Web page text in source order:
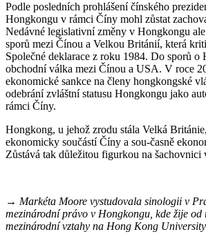
Podle posledních prohlášení čínského
Hongkongu v rámci Číny mohl zůstat
Nedávné legislativní změny v Hongkongu
sporů mezi Čínou a Velkou Británií, která
Společné deklarace z roku 1984. Do sporů o
obchodní válka mezi Čínou a USA. V roce
ekonomické sankce na členy hongkongské
odebrání zvláštní statusu Hongkongu jako
rámci Číny.
Hongkong, u jehož zrodu stála Velká
ekonomicky součástí Číny a sou-časně
Zůstává tak důležitou figurkou na šachovnici
→ Markéta Moore vystudovala sinologii v
mezinárodní právo v Hongkongu, kde žije od
mezinárodní vztahy na Hong Kong University